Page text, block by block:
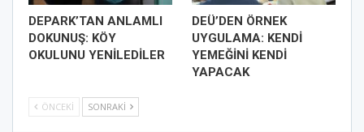
DEPARK’TAN ANLAMLI
DOKUNUŞ: KÖY
OKULUNU YENİLEDİLER
DEÜ’DEN ÖRNEK
UYGULAMA: KENDİ
YEMEĞİNİ KENDİ
YAPACAK
ÖNCEKI SONRAKI